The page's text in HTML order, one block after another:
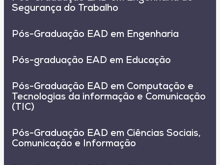
Segurança do Trabalho
Pós-Graduação EAD em Engenharia
Pós-graduação EAD em Educação
Pós-Graduação EAD em Computação e
Tecnologias da informação e Comunicação
(TIC)
Pós-Graduação EAD em Ciências Sociais,
Comunicação e Informação